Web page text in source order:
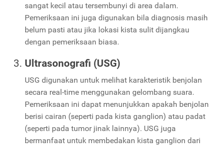
sangat kecil atau tersembunyi di area dalam.
Pemeriksaan ini juga digunakan bila diagnosis masih
belum pasti atau jika lokasi kista sulit dijangkau
dengan pemeriksaan biasa.
Ultrasonografi (USG)
USG digunakan untuk melihat karakteristik benjolan
secara real-time menggunakan gelombang suara.
Pemeriksaan ini dapat menunjukkan apakah benjolan
berisi cairan (seperti pada kista ganglion) atau padat
(seperti pada tumor jinak lainnya). USG juga
bermanfaat untuk membedakan kista ganglion dari